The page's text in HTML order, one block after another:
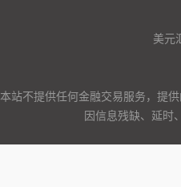
美元
本站不提供任何金融交易服务，提
因信息残缺、延时